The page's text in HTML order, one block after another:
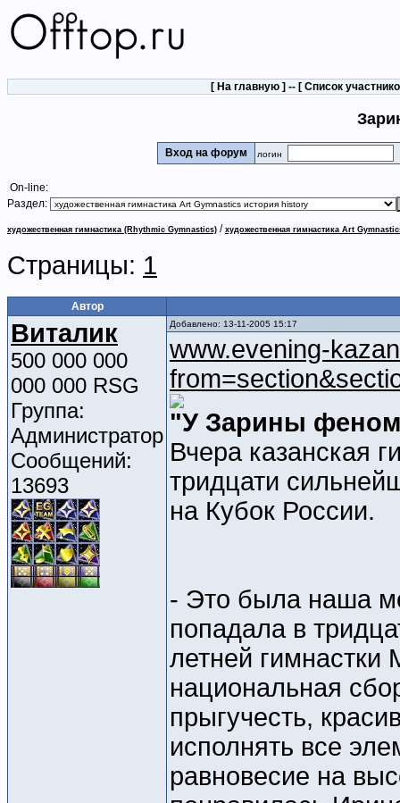
[ На главную ] -- [ Список
Вход на форум логин
On-line:
Раздел:
художественная гимнастика (Rhythmic Gymnastics) / художественная гимнастика Art
Страницы: 1
Автор
Виталик
500 000 000
000 000 RSG
Группа:
Администратор
Сообщений:
13693
Добавлено: 13-11-2005 15:17
www.evening-
"У Зарины
Вчера казанская
тридцати
на Кубок России.
- Это была наша
попадала в
летней гимнастки
национальная
прыгучесть,
исполнять все
равновесие на